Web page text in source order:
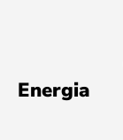
Energia